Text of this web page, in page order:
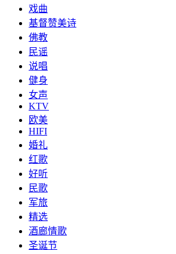
戏曲
基督赞美诗
佛教
民谣
说唱
健身
女声
KTV
欧美
HIFI
婚礼
红歌
好听
民歌
军旅
精选
酒廊情歌
圣诞节